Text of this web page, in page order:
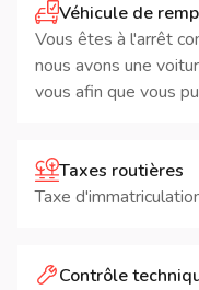
Véhicule de
Vous êtes à l'arrêt
nous avons une
vous afin que vous
Taxes routières
Taxe
Contrôle